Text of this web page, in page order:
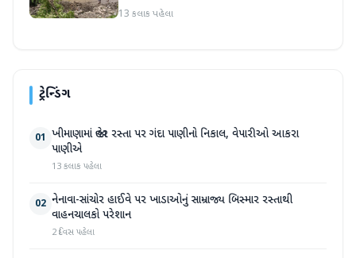
13 કલાક પહેલા
ટ્રેન્ડિંગ
01 ખીમાણામાં જાહેર રસ્તા પર ગંદા પાણીનો નિકાલ, વેપારીઓ આકરા
પાણીએ
13 કલાક પહેલા
02 નેનાવા-સાંચોર હાઈવે પર ખાડાઓનું સામ્રાજ્ય બિસ્માર રસ્તાથી
વાહનચાલકો પરેશાન
2 દિવસ પહેલા